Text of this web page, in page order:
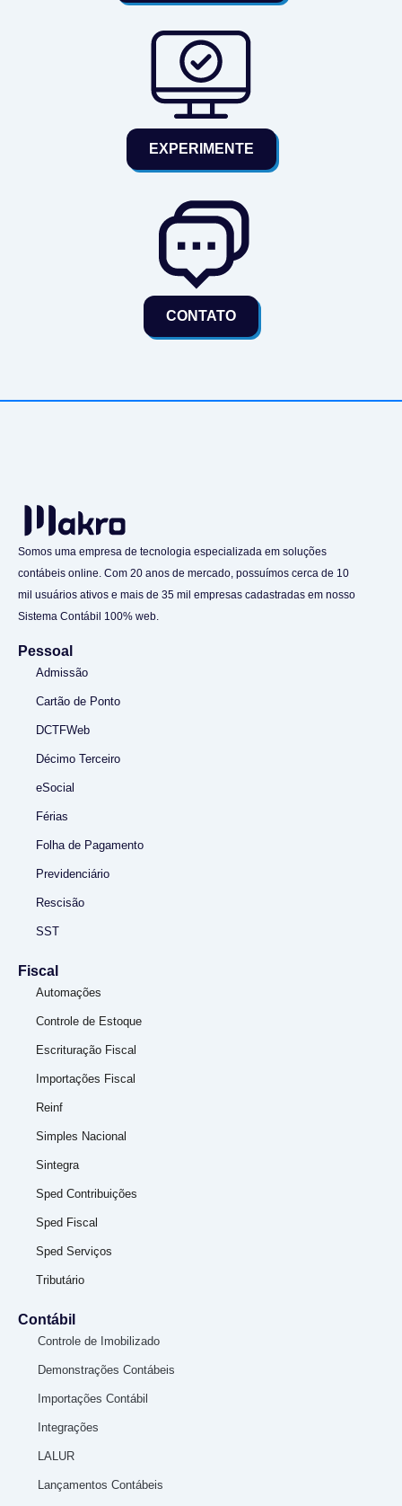
EXPERIMENTE
CONTATO
Somos uma empresa de tecnologia especializada em soluções
contábeis online. Com 20 anos de mercado, possuímos cerca de 10
mil usuários ativos e mais de 35 mil empresas cadastradas em nosso
Sistema Contábil 100% web.
Pessoal
Admissão
Cartão de Ponto
DCTFWeb
Décimo Terceiro
eSocial
Férias
Folha de Pagamento
Previdenciário
Rescisão
SST
Fiscal
Automações
Controle de Estoque
Escrituração Fiscal
Importações Fiscal
Reinf
Simples Nacional
Sintegra
Sped Contribuições
Sped Fiscal
Sped Serviços
Tributário
Contábil
Controle de Imobilizado
Demonstrações Contábeis
Importações Contábil
Integrações
LALUR
Lançamentos Contábeis